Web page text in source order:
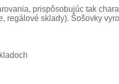
prispôsobujúc tak
regálové sklady). Šošovky